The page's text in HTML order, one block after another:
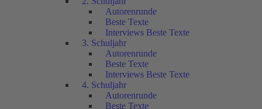
Autorenrunde
Beste Texte
Interviews Beste Texte
3. Schuljahr
Autorenrunde
Beste Texte
Interviews Beste Texte
4. Schuljahr
Autorenrunde
Beste Texte